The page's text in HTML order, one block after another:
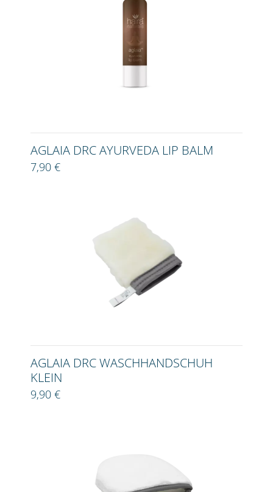
AGLAIA DRC AYURVEDA LIP BALM
7,90 €
AGLAIA DRC WASCHHANDSCHUH
KLEIN
9,90 €